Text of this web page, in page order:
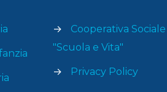
→
Cooperativa Sociale
"Scuola e Vita"
→ Privacy Policy